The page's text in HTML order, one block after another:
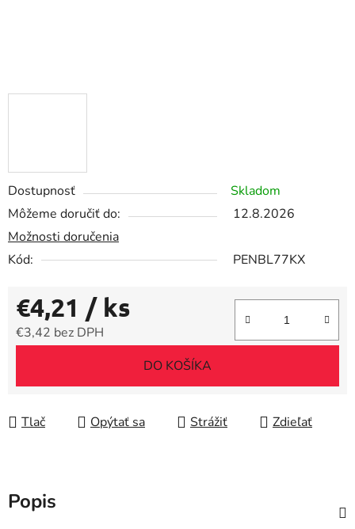
Dostupnosť
Skladom
Môžeme doručiť do:
12.8.2026
Možnosti doručenia
Kód:
PENBL77KX
€4,21 / ks
€3,42 bez DPH
DO KOŠÍKA
Tlač Opýtať sa Strážiť Zdieľať
Popis